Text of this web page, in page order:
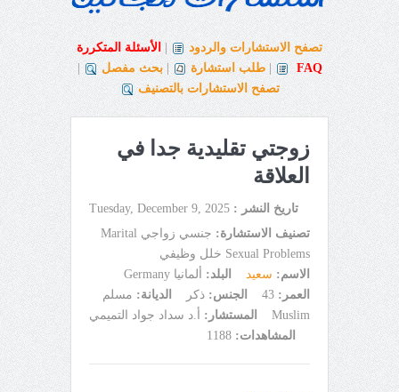
تصفح الاستشارات والردود
الأسئلة المتكررة
FAQ
طلب استشارة بحث مفصل
تصفح الاستشارات بالتصنيف
زوجتي تقليدية جدا في
العلاقة
تاريخ النشر : Tuesday, December 9, 2025
تصنيف الاستشارة:
جنسي زواجي Marital
Sexual Problems خلل وظيفي
الاسم: سعيد البلد:
ألمانيا Germany
العمر: 43 الجنس: ذكر الديانة: مسلم
Muslim
المستشار:
أ.د سداد جواد التميمي
المشاهدات: 1188